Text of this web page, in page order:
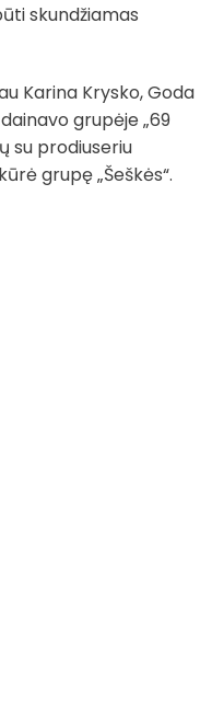
skundžiamas
Karina Krysko, Goda
grupėje „69
su prodiuseriu
grupę „Šeškės“.